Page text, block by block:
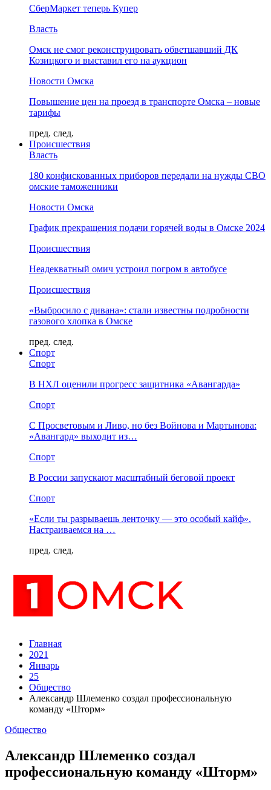
СберМаркет теперь Купер
Власть
Омск не смог реконструировать обветшавший ДК
Козицкого и выставил его на аукцион
Новости Омска
Повышение цен на проезд в транспорте Омска – новые
тарифы
пред. след.
Происшествия
Власть
180 конфискованных приборов передали на нужды СВО
омские таможенники
Новости Омска
График прекращения подачи горячей воды в Омске 2024
Происшествия
Неадекватный омич устроил погром в автобусе
Происшествия
«Выбросило с дивана»: стали известны подробности
газового хлопка в Омске
пред. след.
Спорт
Спорт
В НХЛ оценили прогресс защитника «Авангарда»
Спорт
С Просветовым и Ливо, но без Войнова и Мартынова:
«Авангард» выходит из…
Спорт
В России запускают масштабный беговой проект
Спорт
«Если ты разрываешь ленточку — это особый кайф».
Настраиваемся на …
пред. след.
Главная
2021
Январь
25
Общество
Александр Шлеменко создал профессиональную
команду «Шторм»
Общество
Александр Шлеменко создал
профессиональную команду «Шторм»